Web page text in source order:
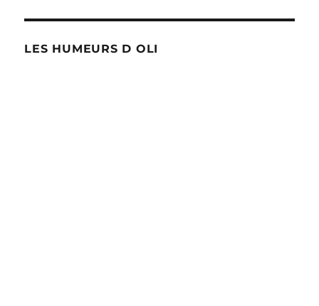
LES HUMEURS D OLI